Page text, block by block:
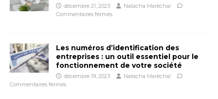
décembre 21, 2023
Natacha Maréchal
Commentaires fermés
Les numéros d’identification des
entreprises : un outil essentiel pour le
fonctionnement de votre société
décembre 19, 2023
Natacha Maréchal
Commentaires fermés